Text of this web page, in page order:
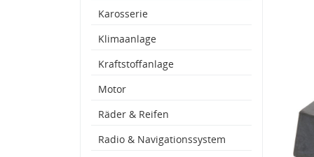
Karosserie
Klimaanlage
Kraftstoffanlage
Motor
Räder & Reifen
Radio & Navigationssystem